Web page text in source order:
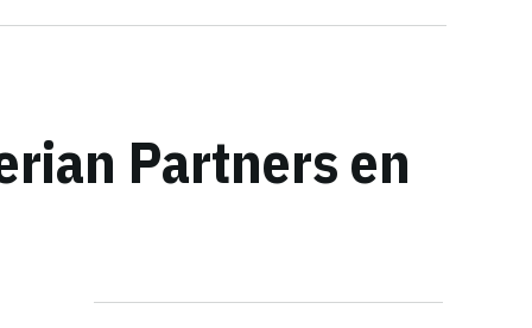
Partners en